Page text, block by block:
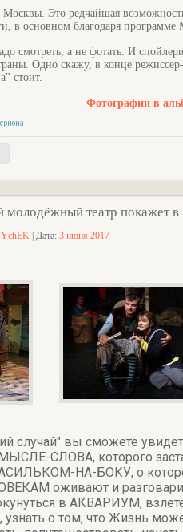
Это редчайшая
в основном благодаря
смотреть, а не фотать. И
Одно скажу, в конце
стоит.
Фотографии в
молодёжный театр покажет
| Дата: 3 июня 2017
случай" вы сможете
СЛОВА, которого
НА-БОКУ, о котором
оживают и
в АКВАРИУМ,
о том, что Жизнь